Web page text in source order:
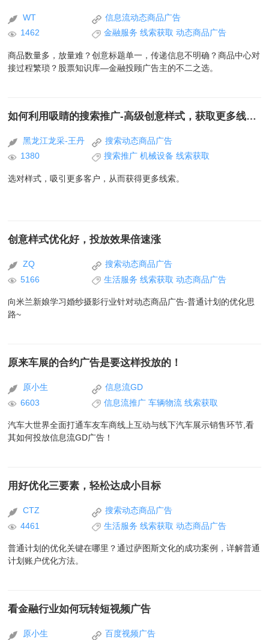
WT
信息流动态商品广告
1462
金融服务 线索获取 动态商品广告
商品数量多，放量难？创意标题单一，传递信息不明确？商品中心对
接过程繁琐？股票知识库—金融投顾广告主的不二之选。
如何利用吸睛的搜索推广-高级创意样式，获取更多线索？
黑龙江龙采-王丹
搜索动态商品广告
1380
搜索推广 机械设备 线索获取
选对样式，吸引更多客户，从而获得更多线索。
创意样式优化好，投放效果倍速涨
ZQ
搜索动态商品广告
5166
生活服务 线索获取 动态商品广告
向米兰新娘学习婚纱摄影行业针对动态商品广告-普通计划的优化思
路~
原来车展的合约广告是要这样投放的！
原小生
信息流GD
6603
信息流推广 车辆物流 线索获取
汽车大世界全面打通车友车商线上互动与线下汽车展示销售环节,看
其如何投放信息流GD广告！
用好优化三要素，轻松达成小目标
CTZ
搜索动态商品广告
4461
生活服务 线索获取 动态商品广告
普通计划的优化关键在哪里？通过萨图斯文化的成功案例，详解普通
计划账户优化方法。
看金融行业如何玩转短视频广告
原小生 百度视频广告